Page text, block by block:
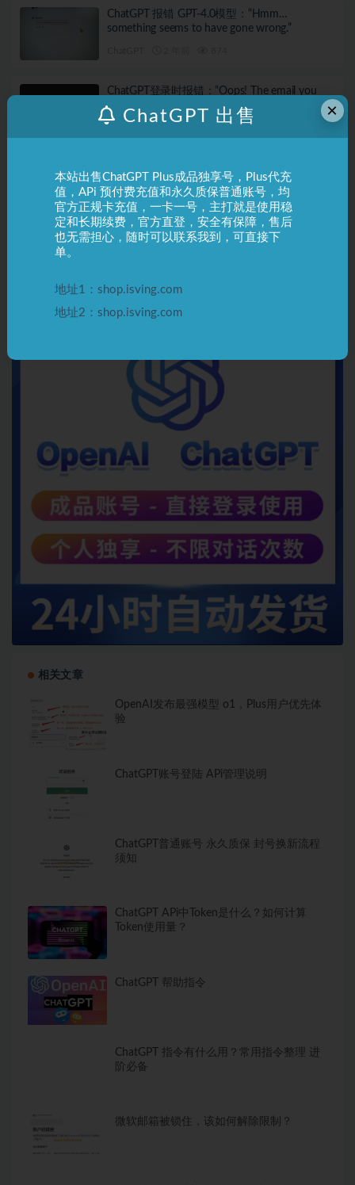
ChatGPT 报错 GPT-4.0模型：“Hmm…
something seems to have gone wrong.”
ChatGPT登录时报错：“Oops! The email you
provided is not supported…”
ChatGPT
ChatGPT 2 年前 1.2K
ChatGPT普通账号 永久质保 封号换新流程须知
相关文章
OpenAI发布最强模型 o1，Plus用户优先体
验
ChatGPT账号登陆 APi管理说明
ChatGPT普通账号 永久质保 封号换新流程
须知
ChatGPT APi中Token是什么？如何计算
Token使用量？
ChatGPT 帮助指令
ChatGPT 指令有什么用？常用指令整理 进
阶必备
微软邮箱被锁住，该如何解除限制？
×
ChatGPT 出售
本站出售ChatGPT Plus成品独享号，Plus代充
值，APi 预付费充值和永久质保普通账号，均
官方正规卡充值，一卡一号，主打就是使用稳
定和长期续费，官方直登，安全有保障，售后
也无需担心，随时可以联系我到，可直接下
单。
地址1：shop.isving.com
地址2：shop.isving.com